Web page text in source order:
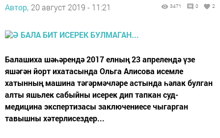
Автор, 20 август 2019 - 11:21 3471 0 2
Балашиха шәһәрендә 2017 елның 23 апрелендә үзе
яшәгән йорт ихатасында Ольга Алисова исемле
хатынның машина тәгәрмәчләре астында һәлак булган
алты яшьлек сабыйны исерек дип тапкан суд-
медицина экспертизасы заключениесе чыгарган
тавышны хәтерлисездер...